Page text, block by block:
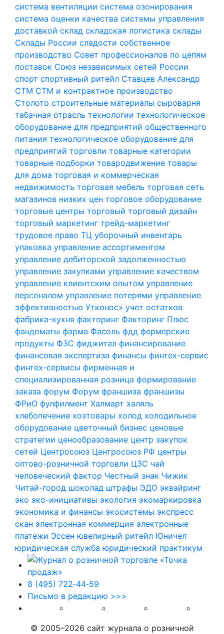
система вентиляции система озонирования
система оценки качества системы управления
доставкой склад складская логистика склады
Склады России сладости собственное
производство Совет профессионалов по цепям
поставок Союз независимых сетей России
спорт спортивный ритейл Ставцев Александр
СТМ СТМ и контрактное производство
Столото строительные материалы сыроварня
табачная отрасль технологии технологическое
оборудование для предприятий общественного
питания технологическое оборудование для
предприятий торговли товарные категории
товарные подборки товародвижение товары
для дома торговая и коммерческая
недвижимость торговая мебель торговая сеть
магазинов низких цен торговое оборудование
торговые центры торговый торговый дизайн
торговый маркетинг трейд-маркетинг
трудовое право ТЦ уборочный инвентарь
упаковка управление ассортиментом
управление дебиторской задолженностью
управление закупками управление качеством
управление клиентским опытом управление
персоналом управление потерями управление
эффективностью Утконос» учет остатков
фабрика-кухня факторинг Факторинг Плюс
фандоматы фарма Фасоль фдд фермерские
продукты ФЗС фиджитал финансирование
финансовая экспертиза финансы финтех-сервис
финтех-сервисы фирменная и
специализированная розница формирование
заказа форум Форум франшиза франшизы
ФРиО фулфилмент Халмарт халяль
хлебопечение хозтовары холод холодильное
оборудование цветочный бизнес ценовые
стратегии ценообразование центр закупок
сетей Центросоюз Центросоюз РФ центры
оптово-розничной торговли ЦЗС чай
человеческий фактор Честный знак Чижик
Читай-город шоколад штрафы ЭДО эквайринг
эко эко-инициативы экология экомаркировка
экономика и финансы экосистемы экспресс
скан электронная коммерция электронные
платежи Эссен ювелирный ритейл Юничел
юридическая служба юридический практикум
8 (495) 722‑44‑59
Письмо в редакцию >>>
© 2005–2026 сайт журнала о розничной